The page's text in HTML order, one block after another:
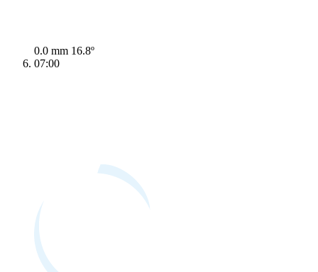
0.0 mm 16.8º
07:00